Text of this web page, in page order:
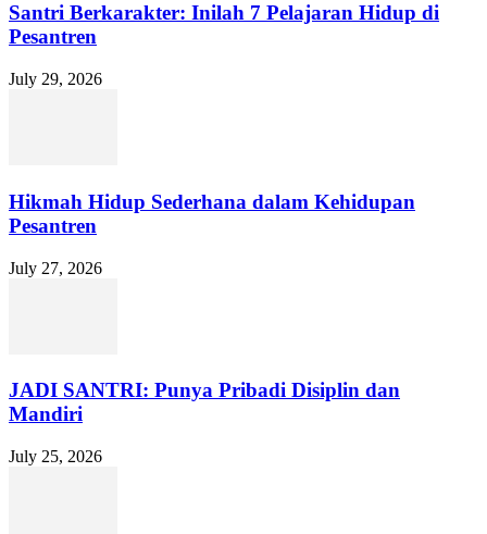
Santri Berkarakter: Inilah 7 Pelajaran Hidup di
Pesantren
July 29, 2026
Hikmah Hidup Sederhana dalam Kehidupan
Pesantren
July 27, 2026
JADI SANTRI: Punya Pribadi Disiplin dan
Mandiri
July 25, 2026